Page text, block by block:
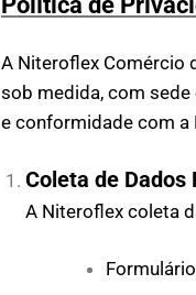
A Niteroflex Comércio
sob medida, com
e conformidade com a
Coleta de Dados
A Niteroflex coleta